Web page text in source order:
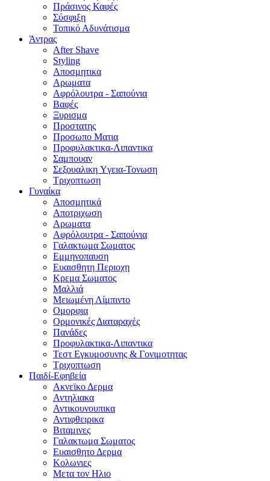
Πράσινος Καφές
Σύσφιξη
Τοπικό Αδυνάτισμα
Άντρας
After Shave
Styling
Αποσμητικα
Αρωματα
Αφρόλουτρα - Σαπούνια
Βαφές
Ξυρισμα
Προστατης
Προσωπο Ματια
Προφυλακτικα-Λιπαντικα
Σαμπουαν
Σεξουαλικη Yγεια-Τονωση
Τριχοπτωση
Γυναίκα
Αποσμητικά
Αποτριχωση
Αρωματα
Αφρόλουτρα - Σαπούνια
Γαλακτωμα Σωματος
Εμμηνοπαυση
Ευαισθητη Περιοχη
Κρεμα Σωματος
Μαλλιά
Μειωμένη Λίμπιντο
Ομορφια
Ορμονικές Διαταραχές
Πανάδες
Προφυλακτικα-Λιπαντικα
Τεστ Εγκυμοσυνης & Γονιμοτητας
Τριχοπτωση
Παιδί-Εφηβεία
Ακνεϊκο Δερμα
Αντηλιακα
Αντικουνουπικα
Αντιφθειρικα
Βιταμινες
Γαλακτωμα Σωματος
Ευαισθητο Δερμα
Κολωνιες
Μετα τον Ηλιο